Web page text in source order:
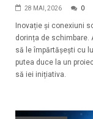
28 MAI, 2026 0
Inovație și conexiuni
dorința de schimbare.
să le împărtășești cu
putea duce la un
să iei inițiativa.